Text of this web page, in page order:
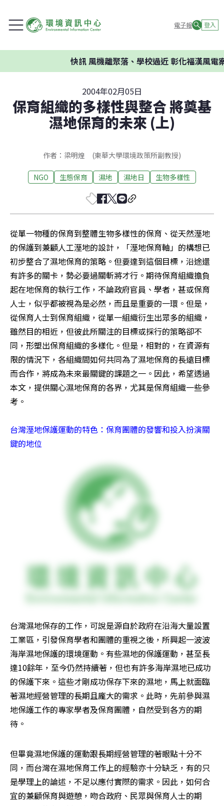
電子報 登入
快訊風機離聚落、學校過近 彰化福漢風電案
2004年02月05日
保育組織的多樣性與整合 將奠基
濕地保育的未來 (上)
作者：梁明煌 (東華大學環境政策所副教授)
NGO 生態保育 濕地 濕地日 生物多樣性
從單一物種的保育到整體生物多樣性的保育、從天然溼地
的保護到兼顧人工溼地的設計，「溼地保育軸」的構想已
初步整合了濕地保育的策略。但要達到這個目標，沿途還
有許多的關卡，勢必要過關斬將才行。期待保育組織擔負
起在地保育的執行工作，不論政府官員、學者，甚或保育
人士，似乎都被視為是必然，而且是重要的一環。但是，
從保育人士到保育組織，從單一組織衍生出眾多的組織，
雖然目的相近，但彼此所關注的目標或採行的策略卻不
同，形塑出保育組織的多樣化。但是，相對的，在資源有
限的情況下，各組織間如何共同為了濕地保育的長遠目標
而合作，將成為未來最關鍵的課題之一。因此，希望透過
本文，提供關心濕地保育的各界，尤其是保育組織一些參
考。
台灣溼地保護運動的特色：保育團體的發響和投入扮演關
鍵的地位
台灣濕地保存的工作，可說是源自於政府在沿海大量設置
工業區，引發保育學者和團體的重視之後，所興起一波波
海岸濕地保護的環境運動。有些濕地的保護運動，甚至長
達10餘年，至今仍然持續著，但也有許多海岸濕地已成功
的保護下來。這些才剛成功保存下來的濕地，馬上就面臨
著濕地經營管理的長期且龐大的需求。此時，先前參與濕
地保護工作的專家學者及保育團體，自然受到各方的期
待。
但畢竟濕地保護的運動跟長期經營管理的著眼點十分不
同，而台灣在濕地保育工作上的經驗亦十分缺乏，有的只
是學理上的論述，不足以應付實際的需求。因此，如何合
宜的兼顧保育與遊憩，吻合政府、民眾與保育人士的期